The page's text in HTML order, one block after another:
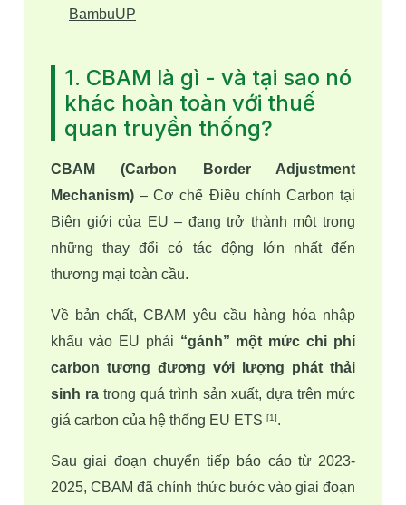
BambuUP
1. CBAM là gì - và tại sao nó
khác hoàn toàn với thuế
quan truyền thống?
CBAM (Carbon Border Adjustment
Mechanism) – Cơ chế Điều chỉnh Carbon tại
Biên giới của EU – đang trở thành một trong
những thay đổi có tác động lớn nhất đến
thương mại toàn cầu.
Về bản chất, CBAM yêu cầu hàng hóa nhập
khẩu vào EU phải “gánh” một mức chi phí
carbon tương đương với lượng phát thải
sinh ra trong quá trình sản xuất, dựa trên mức
giá carbon của hệ thống EU ETS [1].
Sau giai đoạn chuyển tiếp báo cáo từ 2023-
2025, CBAM đã chính thức bước vào giai đoạn